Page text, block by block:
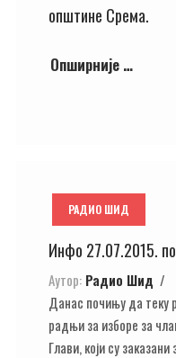
општине Срема.
Опширније …
РАДИО ШИД
Инфо 27.07.2015.
Аутор: Радио Шид
Данас почињу да теку
радњи за изборе за
Глави, који су